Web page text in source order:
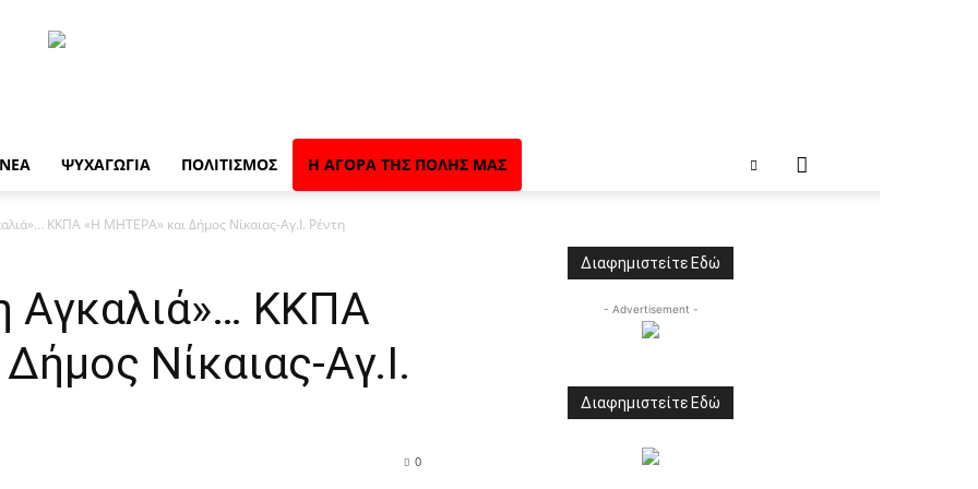
ΨΥΧΑΓΩΓΊΑ ΠΟΛΙΤΙΣΜΌΣ Η ΑΓΟΡΆ ΤΗΣ ΠΌΛΗΣ ΜΑΣ
ΚΚΠΑ «Η ΜΗΤΕΡΑ» και Δήμος Νίκαιας-Αγ.Ι. Ρέντη
Αγκαλιά»… ΚΚΠΑ
Νίκαιας-Αγ.Ι.
0
Διαφημιστείτε Εδώ
- Advertisement -
Διαφημιστείτε Εδώ